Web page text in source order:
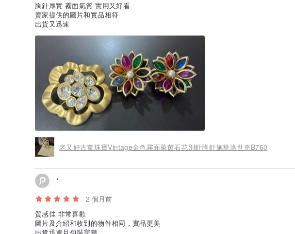
胸針厚實 霧面氣質 實用又好看
賣家提供的圖片和實品相符
出貨又迅速
老又好古董珠寶Vintage金色霧面萊茵石花別針胸針施華洛世奇B760
*
2 個月前
質感佳 非常喜歡
圖片及介紹和收到的物件相同，實品更美